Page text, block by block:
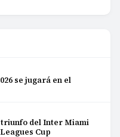
se jugará en el
del Inter Miami
Cup